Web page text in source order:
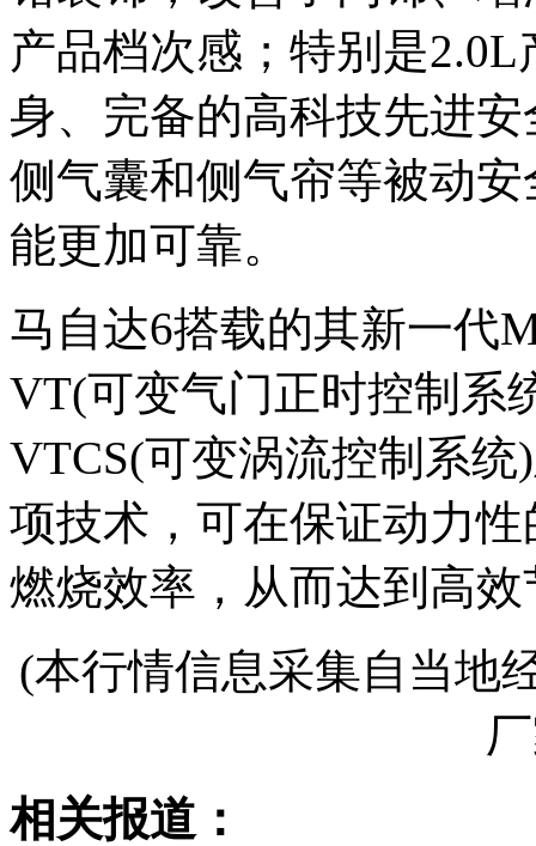
产品档次感；特别是
身、完备的高科技先进
侧气囊和侧气帘等被动
能更加可靠。
马自达6搭载的其新一代
VT(可变气门正时控制系
VTCS(可变涡流控制系
项技术，可在保证动力
燃烧效率，从而达到高
(本行情信息采集自当地
相关报道：